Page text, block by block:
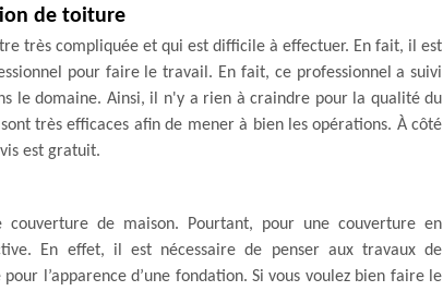
de toiture
très compliquée et qui est difficile à effectuer. En fait, il est
pour faire le travail. En fait, ce professionnel a suivi
le domaine. Ainsi, il n'y a rien à craindre pour la qualité du
très efficaces afin de mener à bien les opérations. À côté
est gratuit.
couverture de maison. Pourtant, pour une couverture en
En effet, il est nécessaire de penser aux travaux de
l’apparence d’une fondation. Si vous voulez bien faire le